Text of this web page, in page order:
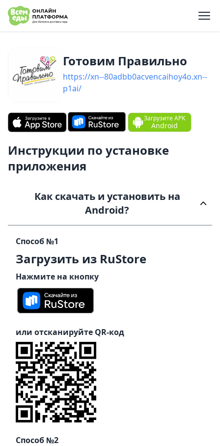
Готовим Правильн‪о‬
https://xn--80adbb0acvencaihoy4o.xn--
p1ai/
Загрузите APK
Android
Инструкции по установке
приложения
Как скачать и установить на
Android?
Способ №1
Загрузить из RuStore
Нажмите на кнопку
или отсканируйте QR-код
Способ №2
menu